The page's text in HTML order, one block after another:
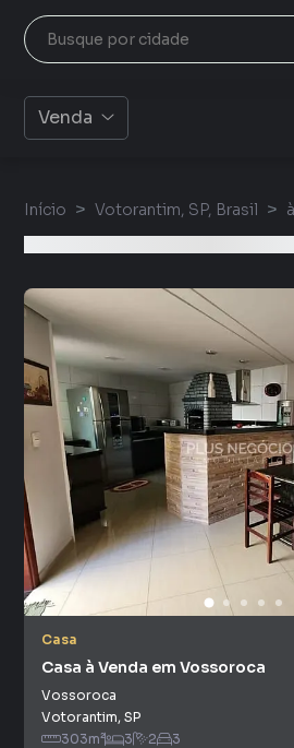
Venda
Início Votorantim, SP, Brasil
Casa
Casa à Venda em Vossoroca
Vossoroca
Votorantim, SP
303m² 3 2 3